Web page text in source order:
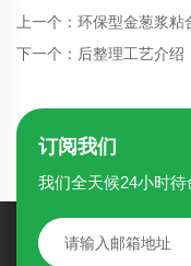
上一个：环保型金葱浆粘
下一个：后整理工艺介绍
订阅我们
我们全天候24小时待